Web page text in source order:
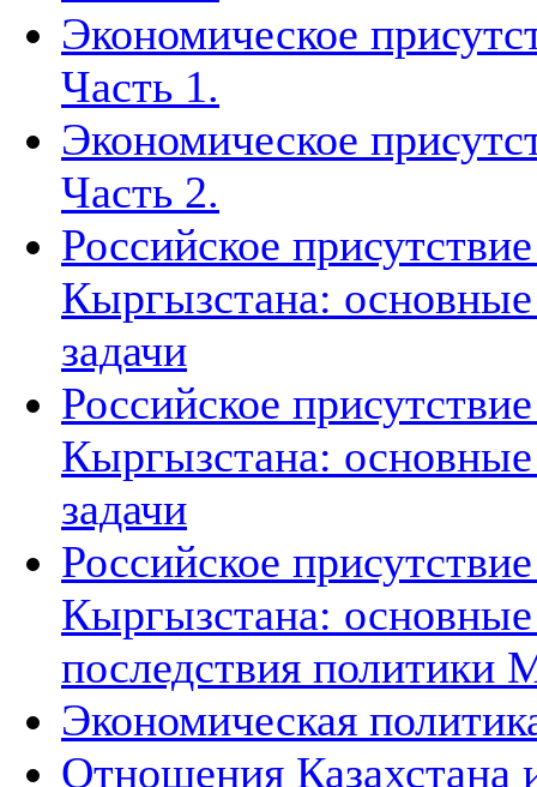
Экономическое
Часть 1.
Экономическое
Часть 2.
Российское
Кыргызстана:
задачи
Российское
Кыргызстана: основные
задачи
Российское
Кыргызстана:
последствия политики
Экономическая
Отношения Казахстана